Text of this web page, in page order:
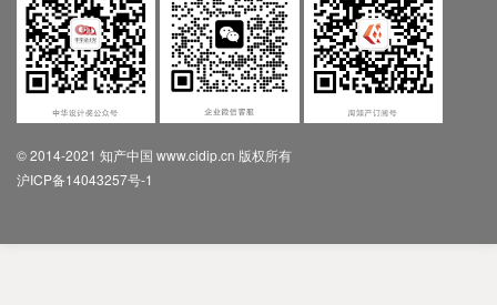
© 2014-2021 知产中国 www.cidip.cn 版权所有
沪ICP备14043257号-1